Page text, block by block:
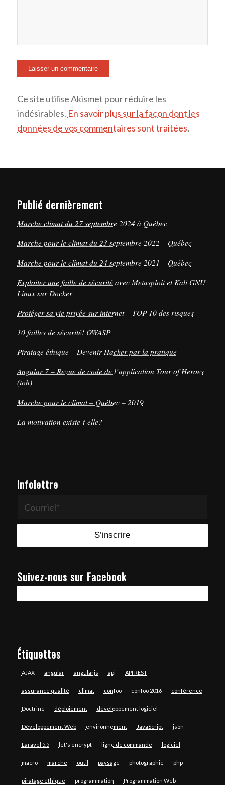
Ce site utilise Akismet pour réduire les
indésirables. En savoir plus sur la façon dont les
données de vos commentaires sont traitées.
Publié dernièrement
Marche climat du 27 septembre 2024 à Québec
Marche pour le climat du 23 septembre 2022 – Québec
Marche pour le climat du 24 septembre 2021 – Québec
Exploiter une faille de sécurité avec Metasploit et Kali GNU
Linux sur Docker
Protéger sa vie privée sur internet – TOP 10 des risques
10 failles de sécurité! OWASP
Piratage éthique – Devenir Hacker par la pratique
Angular 7 – Revue de code de l’application Tour of Heroes
(toh)
Marche pour le climat – Québec – 2019
La motivation existe-t-elle?
Infolettre
Suivez-nous sur Facebook
Étiquettes
AJAX angular angularjs api API REST
assurance qualité climat confoo confoo 2016 conférence
Doctrine déploiement développement logiciel
Développement Web environnement JavaScript json
Laravel 5.5 let's encrypt ligne de commande logiciel
macro marche outil paysage photographie php
piratage éthique programmation Programmation Web